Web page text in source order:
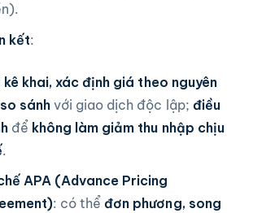
kết:
kê khai, xác định giá theo nguyên
sánhvới giao dịch độc lập; điều
để không làm giảm thu nhập chịu
.
APA (Advance Pricing
: có thể đơn phương, song